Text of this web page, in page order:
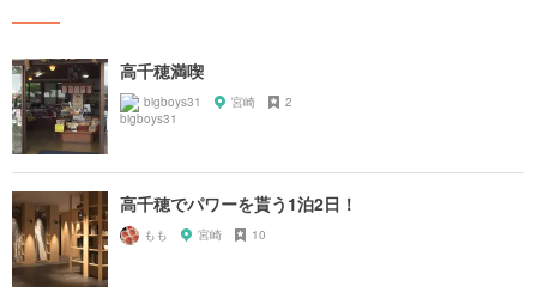
高千穂満喫
bigboys31 宮崎 2
高千穂でパワーを貰う1泊2日！
もも 宮崎 10